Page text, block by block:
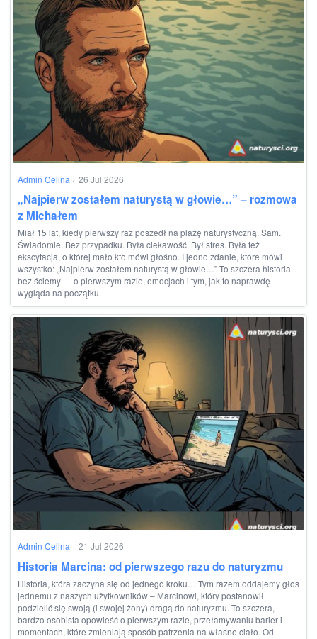
Admin Celina · 26 Jul 2026
„Najpierw zostałem naturystą w głowie…” – rozmowa
z Michałem
Miał 15 lat, kiedy pierwszy raz poszedł na plażę naturystyczną. Sam.
Świadomie. Bez przypadku. Była ciekawość. Był stres. Była też
ekscytacja, o której mało kto mówi głośno. I jedno zdanie, które mówi
wszystko: „Najpierw zostałem naturystą w głowie…” To szczera historia
bez ściemy — o pierwszym razie, emocjach i tym, jak to naprawdę
wygląda na początku.
Admin Celina · 21 Jul 2026
Historia Marcina: od pierwszego razu do naturyzmu
Historia, która zaczyna się od jednego kroku… Tym razem oddajemy głos
jednemu z naszych użytkowników – Marcinowi, który postanowił
podzielić się swoją (i swojej żony) drogą do naturyzmu. To szczera,
bardzo osobista opowieść o pierwszym razie, przełamywaniu barier i
momentach, które zmieniają sposób patrzenia na własne ciało. Od